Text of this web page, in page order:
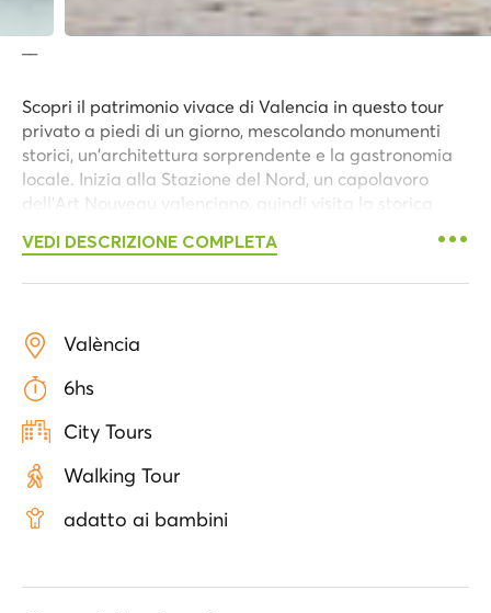
Scopri il patrimonio vivace di Valencia in questo tour
privato a piedi di un giorno, mescolando monumenti
storici, un'architettura sorprendente e la gastronomia
locale. Inizia alla Stazione del Nord, un capolavoro
dell'Art Nouveau valenciano, quindi visita la storica
Ayuntamiento, ammirando le sue facciate ornate e le
edifici più stretti del mondo.
Immergiti nella vita locale presso il vivace Mercato
Serranos. Salta la fila per esplorare La Lonja de la
Seda, un Patrimonio dell'Umanità dell'UNESCO, e
lasciati conquistare dalle opere d'arte intricati della
Chiesa di San Nicolás, la “Cappella Sistina” di Valencia.
Passeggia per la deliziosa Plaza Redonda e assapora
horchatería. Visita piazze iconiche come Plaza de la
VEDI DESCRIZIONE COMPLETA
València
6hs
City Tours
Walking Tour
adatto ai bambini